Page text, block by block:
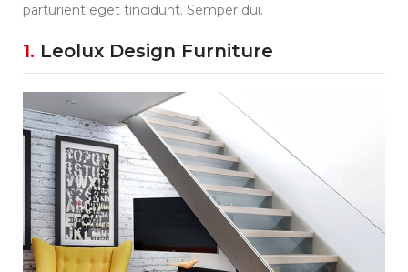
parturient eget tincidunt. Semper dui.
1. Leolux Design Furniture